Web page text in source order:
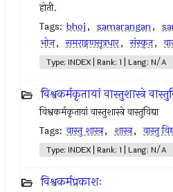
होती.
Tags: bhoj, samarangan,
भोज, समराङ्गणसूत्रधार, संस्कृत,
Type: INDEX | Rank: 1 | Lang: N/A
विश्वकर्मकृतायां वास्तुशास्त्रे
विश्वकर्मकृतायां वास्तुशास्त्रे वास्तुविद्या
Tags: वास्तु शास्त्र, शास्त्र, वास्तु
Type: INDEX | Rank: 1 | Lang: N/A
विश्वकर्मप्रकाशः